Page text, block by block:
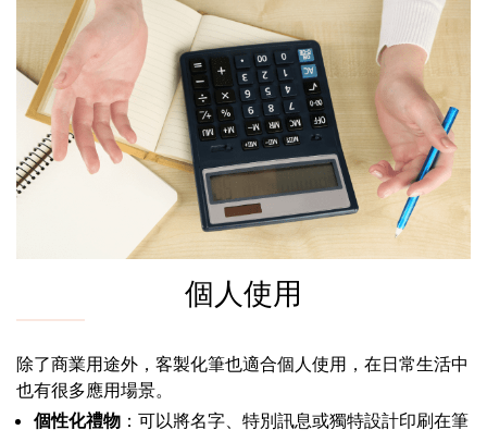
個人使用
除了商業用途外，客製化筆也適合個人使用，在日常生活中
也有很多應用場景。
個性化禮物 ：可以將名字、特別訊息或獨特設計印刷在筆